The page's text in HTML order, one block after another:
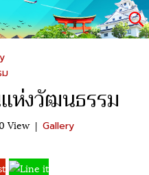
ม
ห่งวัฒนธรรม
View | Gallery